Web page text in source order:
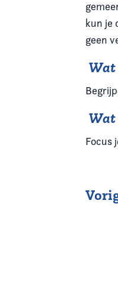
kun je
geen
Wat
Wat
Focus